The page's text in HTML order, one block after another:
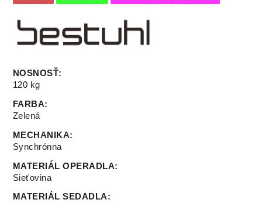
NOSNOSŤ:
120 kg
FARBA:
Zelená
MECHANIKA:
Synchrónna
MATERIÁL OPERADLA:
Sieťovina
MATERIÁL SEDADLA: